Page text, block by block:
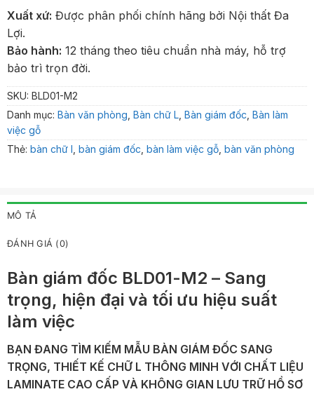
Xuất xứ: Được phân phối chính hãng bởi Nội thất Đa
Lợi.
Bảo hành: 12 tháng theo tiêu chuẩn nhà máy, hỗ trợ
bảo trì trọn đời.
SKU: BLD01-M2
Danh mục: Bàn văn phòng Bàn chữ L Bàn giám đốc Bàn làm
việc gỗ
Thẻ: bàn chữ l bàn giám đốc bàn làm việc gỗ bàn văn phòng
MÔ TẢ
ĐÁNH GIÁ (0)
Bàn giám đốc BLD01-M2 – Sang
trọng, hiện đại và tối ưu hiệu suất
làm việc
BẠN ĐANG TÌM KIẾM MẪU BÀN GIÁM ĐỐC SANG
TRỌNG, THIẾT KẾ CHỮ L THÔNG MINH VỚI CHẤT LIỆU
LAMINATE CAO CẤP VÀ KHÔNG GIAN LƯU TRỮ HỒ SƠ